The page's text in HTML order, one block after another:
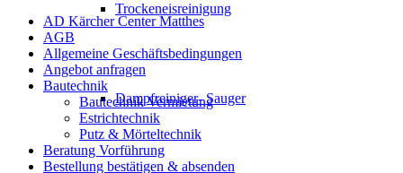
Trockeneisreinigung
Dampfreiniger- Sauger
AD Kärcher Center Matthes
AGB
Allgemeine Geschäftsbedingungen
Angebot anfragen
Bautechnik
Bautechnik Vermietung
Estrichtechnik
Putz & Mörteltechnik
Beratung Vorführung
Bestellung bestätigen & absenden